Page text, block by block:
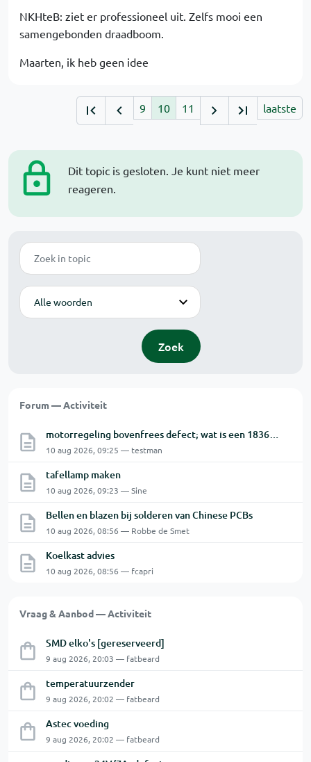
Dit topic is gesloten. Je kunt niet meer
reageren.
Zoek
Modus
Zoek
Forum — Activiteit
10 aug 2026, 09:25 — testman
tafellamp maken
10 aug 2026, 09:23 — Sine
Bellen en blazen bij solderen van Chinese PCBs
10 aug 2026, 08:56 — Robbe de Smet
Koelkast advies
10 aug 2026, 08:56 — fcapri
Vraag & Aanbod — Activiteit
SMD elko's [gereserveerd]
9 aug 2026, 20:03 — fatbeard
temperatuurzender
9 aug 2026, 20:02 — fatbeard
Astec voeding
9 aug 2026, 20:02 — fatbeard
NKHteB: ziet er professioneel uit. Zelfs mooi een
samengebonden draadboom.
Maarten, ik heb geen idee
9 10 11 laatste